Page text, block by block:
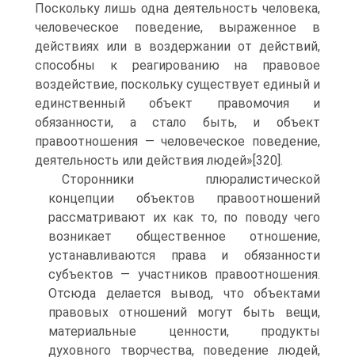
Поскольку лишь одна деятельность человека,
человеческое поведение, выраженное в
действиях или в воздержании от действий,
способны к реагированию на правовое
воздействие, поскольку существует единый и
единственный объект правомочия и
обязанности, а стало быть, и объект
правоотношения — человеческое поведение,
деятельность или действия людей»[320].
Сторонники плюралистической
концепции объектов правоотношений
рассматривают их как то, по поводу чего
возникает общественное отношение,
устанавливаются права и обязанности
субъектов — участников правоотношения.
Отсюда делается вывод, что объектами
правовых отношений могут быть вещи,
материальные ценности, продукты
духовного творчества, поведение людей,